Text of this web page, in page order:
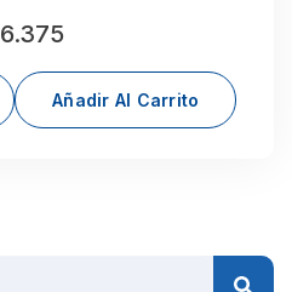
6.375
Añadir Al Carrito